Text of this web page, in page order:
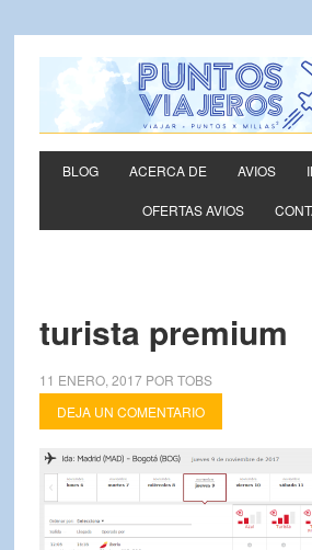
BLOG ACERCA DE AVIOS
OFERTAS AVIOS
turista premium
11 ENERO, 2017POR TOBS
DEJA UN COMENTARIO